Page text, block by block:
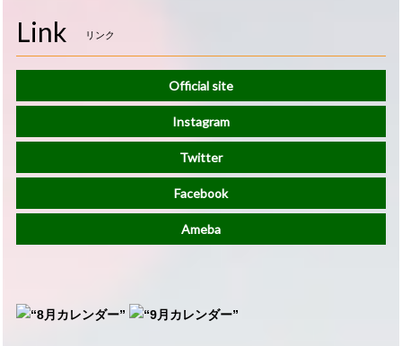
Link リンク
Official site
Instagram
Twitter
Facebook
Ameba